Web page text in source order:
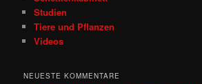
Studien
Tiere und Pflanzen
Videos
NEUESTE KOMMENTARE